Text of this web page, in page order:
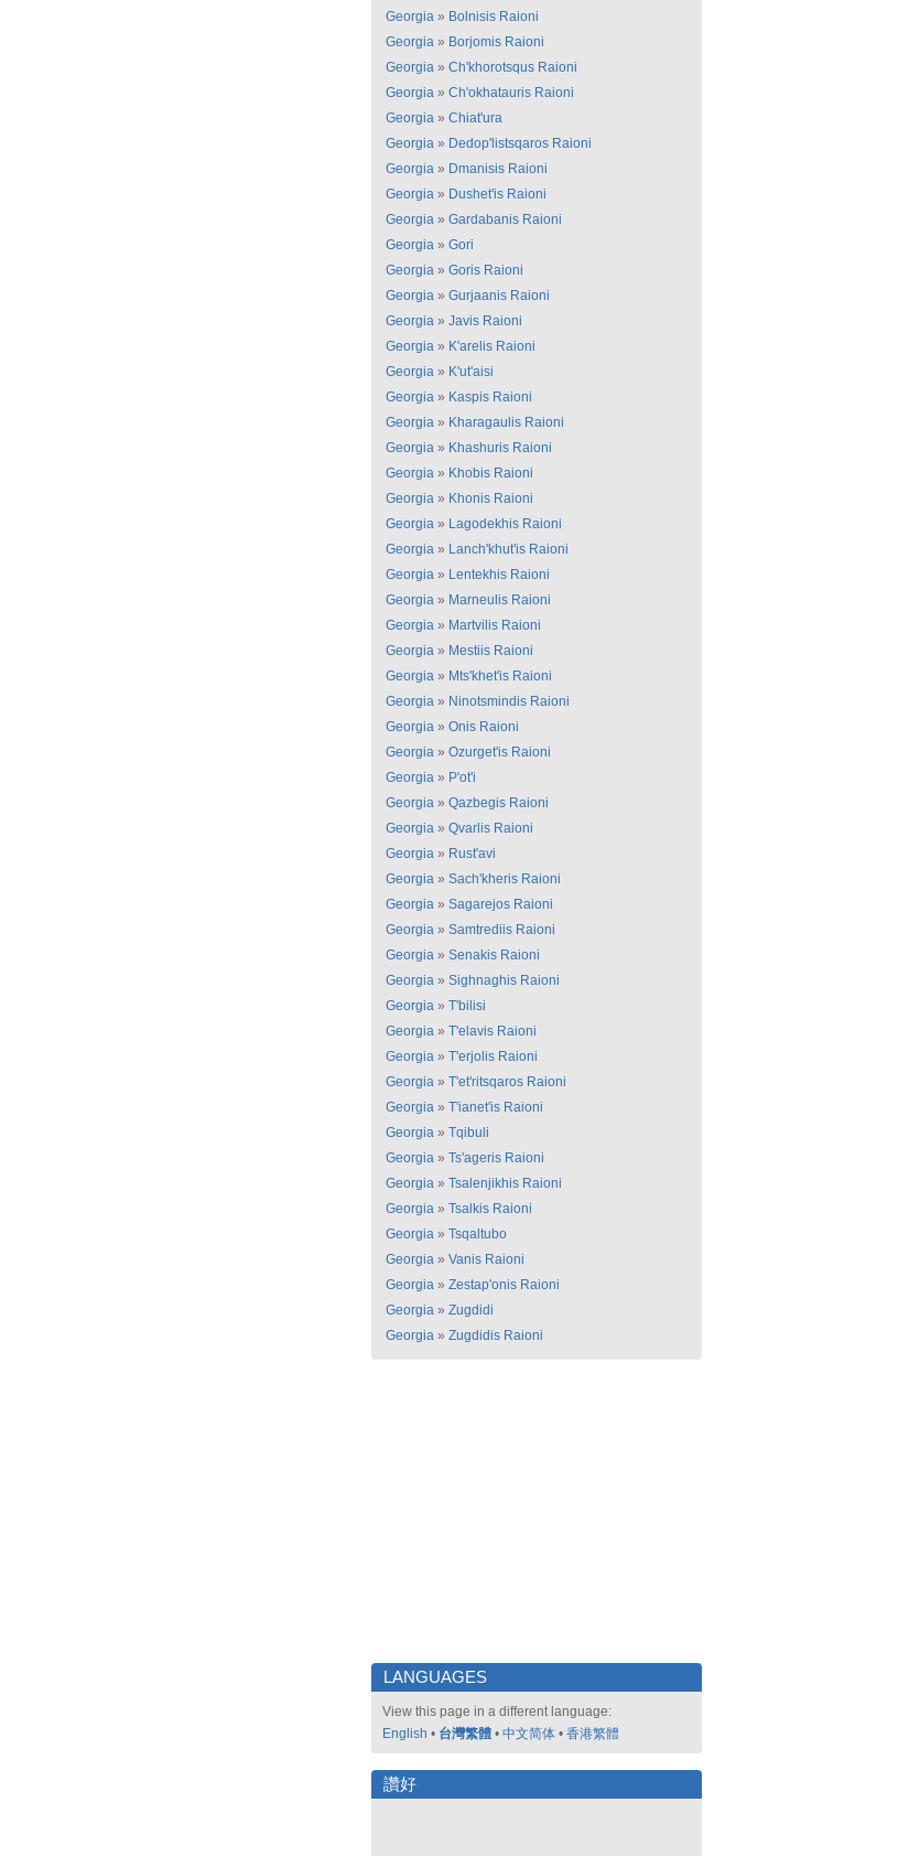
Georgia » Bolnisis Raioni
Georgia » Borjomis Raioni
Georgia » Ch'khorotsqus Raioni
Georgia » Ch'okhatauris Raioni
Georgia » Chiat'ura
Georgia » Dedop'listsqaros Raioni
Georgia » Dmanisis Raioni
Georgia » Dushet'is Raioni
Georgia » Gardabanis Raioni
Georgia » Gori
Georgia » Goris Raioni
Georgia » Gurjaanis Raioni
Georgia » Javis Raioni
Georgia » K'arelis Raioni
Georgia » K'ut'aisi
Georgia » Kaspis Raioni
Georgia » Kharagaulis Raioni
Georgia » Khashuris Raioni
Georgia » Khobis Raioni
Georgia » Khonis Raioni
Georgia » Lagodekhis Raioni
Georgia » Lanch'khut'is Raioni
Georgia » Lentekhis Raioni
Georgia » Marneulis Raioni
Georgia » Martvilis Raioni
Georgia » Mestiis Raioni
Georgia » Mts'khet'is Raioni
Georgia » Ninotsmindis Raioni
Georgia » Onis Raioni
Georgia » Ozurget'is Raioni
Georgia » P'ot'i
Georgia » Qazbegis Raioni
Georgia » Qvarlis Raioni
Georgia » Rust'avi
Georgia » Sach'kheris Raioni
Georgia » Sagarejos Raioni
Georgia » Samtrediis Raioni
Georgia » Senakis Raioni
Georgia » Sighnaghis Raioni
Georgia » T'bilisi
Georgia » T'elavis Raioni
Georgia » T'erjolis Raioni
Georgia » T'et'ritsqaros Raioni
Georgia » T'ianet'is Raioni
Georgia » Tqibuli
Georgia » Ts'ageris Raioni
Georgia » Tsalenjikhis Raioni
Georgia » Tsalkis Raioni
Georgia » Tsqaltubo
Georgia » Vanis Raioni
Georgia » Zestap'onis Raioni
Georgia » Zugdidi
Georgia » Zugdidis Raioni
LANGUAGES
View this page in a different language:
English • 台灣繁體 • 中文简体 • 香港繁體
讚好